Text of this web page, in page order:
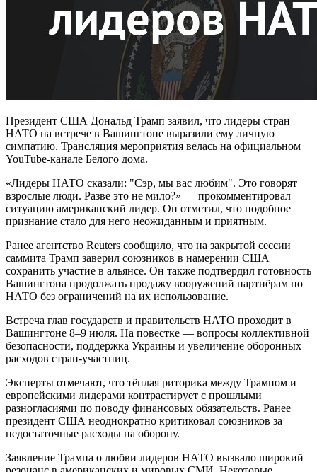
Президент США Дональд Трамп заявил, что лидеры стран
НАТО на встрече в Вашингтоне выразили ему личную
симпатию. Трансляция мероприятия велась на официальном
YouTube-канале Белого дома.
«Лидеры НАТО сказали: "Сэр, мы вас любим". Это говорят
взрослые люди. Разве это не мило?» — прокомментировал
ситуацию американский лидер. Он отметил, что подобное
признание стало для него неожиданным и приятным.
Ранее агентство Reuters сообщило, что на закрытой сессии
саммита Трамп заверил союзников в намерении США
сохранить участие в альянсе. Он также подтвердил готовность
Вашингтона продолжать продажу вооружений партнёрам по
НАТО без ограничений на их использование.
Встреча глав государств и правительств НАТО проходит в
Вашингтоне 8–9 июля. На повестке — вопросы коллективной
безопасности, поддержка Украины и увеличение оборонных
расходов стран-участниц.
Эксперты отмечают, что тёплая риторика между Трампом и
европейскими лидерами контрастирует с прошлыми
разногласиями по поводу финансовых обязательств. Ранее
президент США неоднократно критиковал союзников за
недостаточные расходы на оборону.
Заявление Трампа о любви лидеров НАТО вызвало широкий